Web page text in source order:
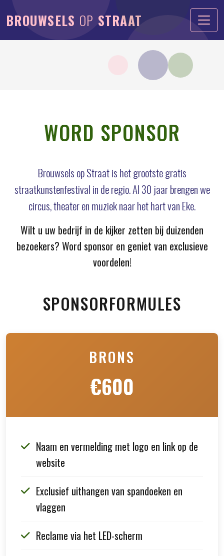
BROUWSELS OP STRAAT
WORD SPONSOR
Brouwsels op Straat is het grootste gratis
straatkunstenfestival in de regio. Al 30 jaar brengen we
circus, theater en muziek naar het hart van Eke.
Wilt u uw bedrijf in de kijker zetten bij duizenden
bezoekers? Word sponsor en geniet van exclusieve
voordelen!
SPONSORFORMULES
BRONS
€600
Naam en vermelding met logo en link op de
website
Exclusief uithangen van spandoeken en
vlaggen
Reclame via het LED-scherm